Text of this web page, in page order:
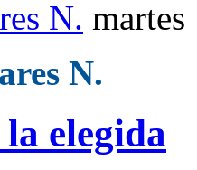
N.
N.
elegida